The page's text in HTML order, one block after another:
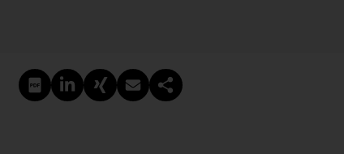
Create PDF
Share on LinkedIn
Share on Xing
Share via email
Copy link